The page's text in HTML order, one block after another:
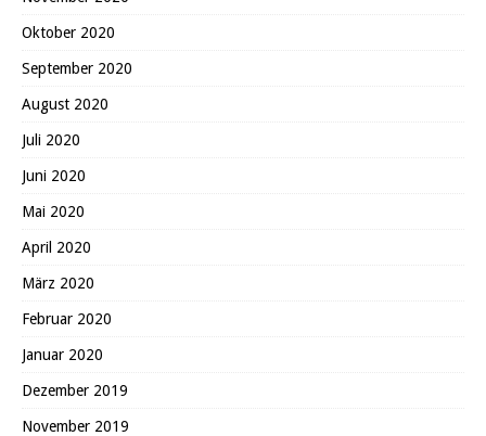
Oktober 2020
September 2020
August 2020
Juli 2020
Juni 2020
Mai 2020
April 2020
März 2020
Februar 2020
Januar 2020
Dezember 2019
November 2019